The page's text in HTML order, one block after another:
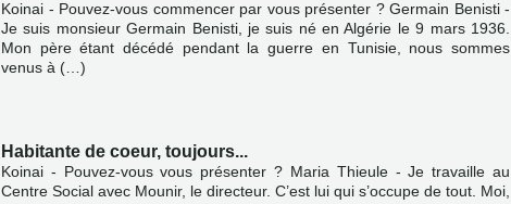
Koinai - Pouvez-vous commencer par vous présenter ? Germain Benisti -
Je suis monsieur Germain Benisti, je suis né en Algérie le 9 mars 1936.
Mon père étant décédé pendant la guerre en Tunisie, nous sommes
venus à (…)
Habitante de coeur, toujours...
Koinai - Pouvez-vous vous présenter ? Maria Thieule - Je travaille au
Centre Social avec Mounir, le directeur. C’est lui qui s’occupe de tout. Moi,